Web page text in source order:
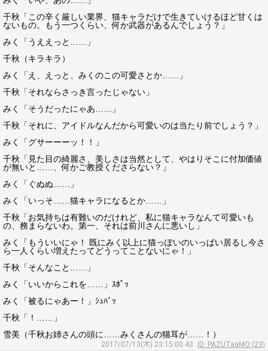
千秋「この辛く厳しい業界、猫キャラだけで生きていけるほど甘くは
ないもの。もう一つくらい、何か武器があるんでしょう？」
みく「うええっと……」
千秋（キラキラ）
みく「え、えっと、みくのこの可愛さとか……」
千秋「それならさっき言ったじゃない」
みく「そうだったにゃあ……」
千秋「それに、アイドルなんだから可愛いのは当たり前でしょう？」
みく「グサーーーッ！！」
千秋「見た目の綺麗さ、美しさは当然として、やはりそこに付加価値
が無いと……、何かご教授くださらない？」
みく「ぐぬぬ……」
みく「いっそ……猫キャラになるとか……」
千秋「お気持ちは有難いのだけれど、私に猫キャラなんて可愛いも
の、務まらないわ。第一、それは前川さんに悪いし」
みく「もういいにゃ！ 既にみく以上に猫っぽいのいっぱい居るし今さ
ら一人くらい増えたってどうってことないにゃ！」
千秋「そんなこと……」
みく「いいからこれを……」ｽﾎﾟｯ
みく「被るにゃあー！」ｼｭﾊﾞｯ
千秋「！……」
雪美（千秋お姉さんの頭に……みくさんの猫耳が……！）
2017/07/13(木) 23:15:00.43
ID: PAZUTaaMO (23)